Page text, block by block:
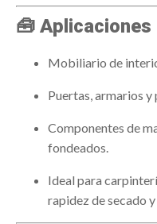
🧰 Aplicaciones
Mobiliario de
Puertas, armarios y
Componentes de
fondeados.
Ideal para
rapidez de secado